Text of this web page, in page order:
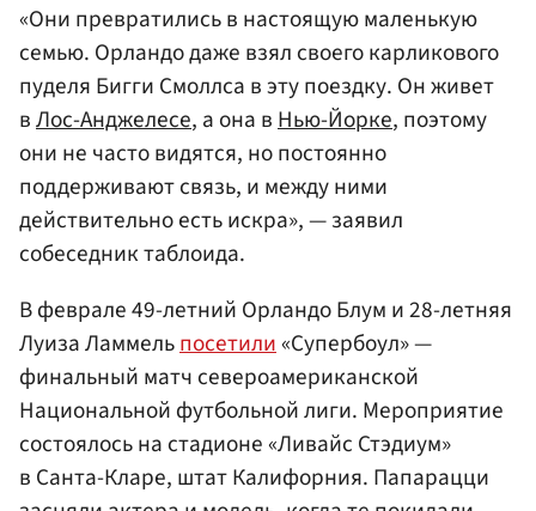
«Они превратились в настоящую маленькую
семью. Орландо даже взял своего карликового
пуделя Бигги Смоллса в эту поездку. Он живет
вЛос-Анджелесе, а она в Нью-Йорке, поэтому
они не часто видятся, но постоянно
поддерживают связь, и между ними
действительно есть искра», — заявил
собеседник таблоида.
В феврале 49-летний Орландо Блум и 28-летняя
Луиза Ламмельпосетили«Супербоул» —
финальный матч североамериканской
Национальной футбольной лиги. Мероприятие
состоялось на стадионе «Ливайс Стэдиум»
в Санта-Кларе, штат Калифорния. Папарацци